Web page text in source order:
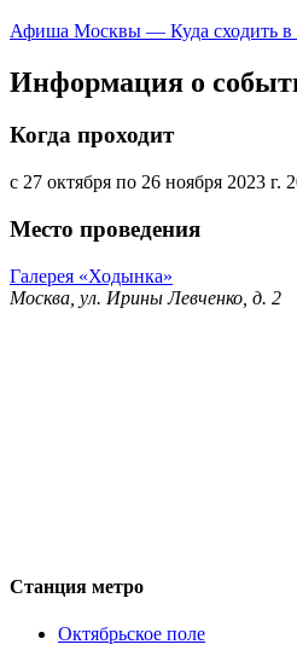
Афиша Москвы — Куда сходить в
Информация о
Когда проходит
с 27 октября по 26 ноября 2023 г.
Место проведения
Галерея «Ходынка»
Москва, ул. Ирины Левченко, д. 2
Станция метро
Октябрьское поле